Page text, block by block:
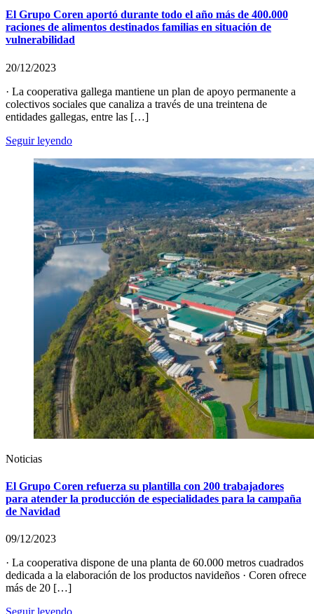
El Grupo Coren aportó durante todo el año más de 400.000
raciones de alimentos destinados familias en situación de
vulnerabilidad
20/12/2023
· La cooperativa gallega mantiene un plan de apoyo permanente a
colectivos sociales que canaliza a través de una treintena de
entidades gallegas, entre las […]
Seguir leyendo
Noticias
El Grupo Coren refuerza su plantilla con 200 trabajadores
para atender la producción de especialidades para la campaña
de Navidad
09/12/2023
· La cooperativa dispone de una planta de 60.000 metros cuadrados
dedicada a la elaboración de los productos navideños · Coren ofrece
más de 20 […]